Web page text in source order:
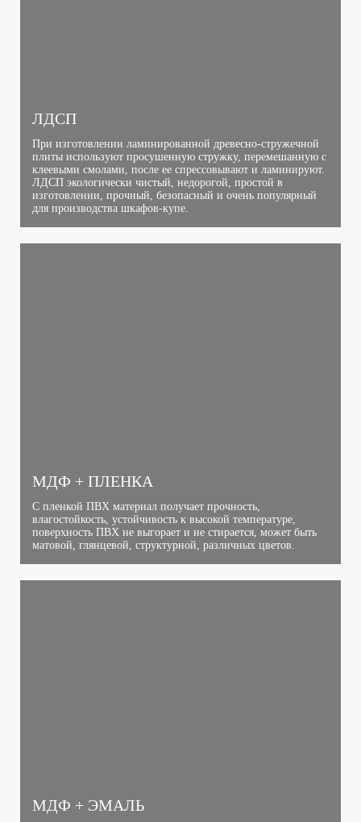
ЛДСП
При изготовлении ламинированной древесно-стружечной
плиты используют просушенную стружку, перемешанную с
клеевыми смолами, после ее спрессовывают и ламинируют.
ЛДСП экологически чистый, недорогой, простой в
изготовлении, прочный, безопасный и очень популярный
для производства шкафов-купе.
МДФ + ПЛЕНКА
С пленкой ПВХ материал получает прочность,
влагостойкость, устойчивость к высокой температуре,
поверхность ПВХ не выгорает и не стирается, может быть
матовой, глянцевой, структурной, различных цветов.
МДФ + ЭМАЛЬ